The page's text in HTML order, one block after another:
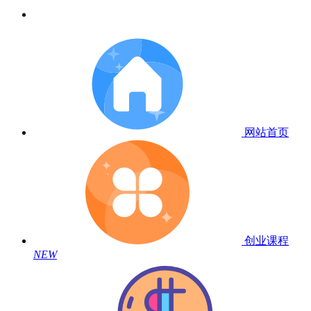
网站首页
创业课程
NEW